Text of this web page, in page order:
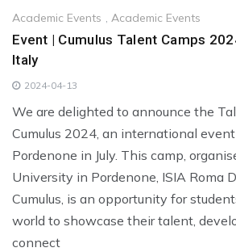
Academic Events , Academic Events
Event | Cumulus Talent Camps
Italy
2024-04-13
We are delighted to announce the
Cumulus 2024, an international
Pordenone in July. This camp,
University in Pordenone, ISIA Roma
Cumulus, is an opportunity for
world to showcase their talent,
connect